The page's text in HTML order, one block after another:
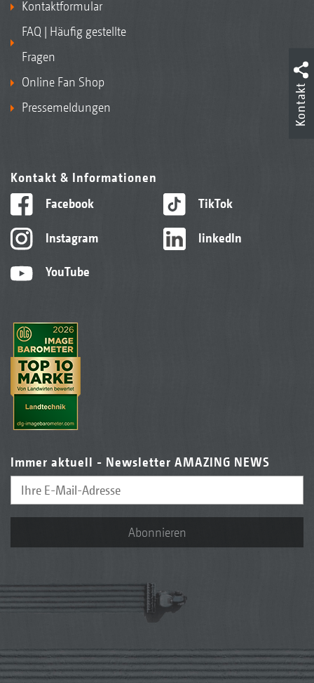
Kontaktformular
FAQ | Häufig gestellte
Fragen
Online Fan Shop
Pressemeldungen
Kontakt & Informationen
Facebook
Instagram
YouTube
TikTok
linkedIn
Immer aktuell - Newsletter AMAZING NEWS
Abonnieren
Kontakt